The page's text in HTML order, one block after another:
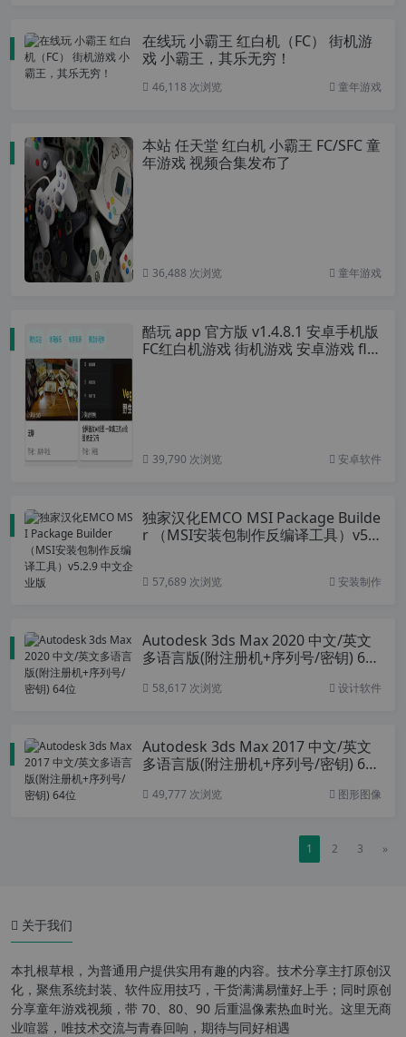
在线玩 小霸王 红白机（FC） 街机游
戏 小霸王，其乐无穷！
46,118 次浏览 童年游戏
本站 任天堂 红白机 小霸王 FC/SFC 童
年游戏 视频合集发布了
36,488 次浏览 童年游戏
酷玩 app 官方版 v1.4.8.1 安卓手机版
FC红白机游戏 街机游戏 安卓游戏 fla
39,790 次浏览 安卓软件
独家汉化EMCO MSI Package Builde
r （MSI安装包制作反编译工具）v5.
57,689 次浏览 安装制作
Autodesk 3ds Max 2020 中文/英文
多语言版(附注册机+序列号/密钥) 64
58,617 次浏览 设计软件
Autodesk 3ds Max 2017 中文/英文
多语言版(附注册机+序列号/密钥) 64
49,777 次浏览 图形图像
1 2 3 »
关于我们
本扎根草根，为普通用户提供实用有趣的内容。技术分享主打原创汉
化，聚焦系统封装、软件应用技巧，干货满满易懂好上手；同时原创
分享童年游戏视频，带 70、80、90 后重温像素热血时光。这里无商
业喧嚣，唯技术交流与青春回响，期待与同好相遇